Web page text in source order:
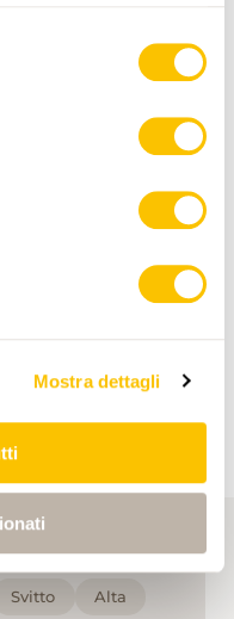
Mostra dettagli
Svitto
Alta